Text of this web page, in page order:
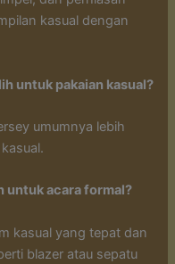
kasual dengan
untuk pakaian kasual?
umumnya lebih
untuk acara formal?
kasual yang tepat dan
blazer atau sepatu